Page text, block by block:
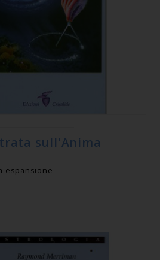
sull'Anima
espansione